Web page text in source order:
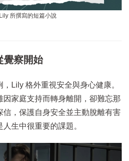
所撰寫的短篇小說
覺察開始
Lily 格外重視安全與身心健康。
家庭支持而轉身離開，卻難忘那
信，保護自身安全並主動脫離有害
生中很重要的課題。